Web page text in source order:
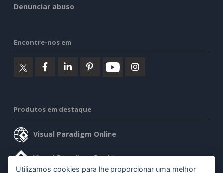
Denunciar abuso
Encontre-nos em
Produtos em destaque
Visual Paradigm Online
Visual Paradigm Desktop
Utilizamos cookies para lhe proporcionar uma melhor